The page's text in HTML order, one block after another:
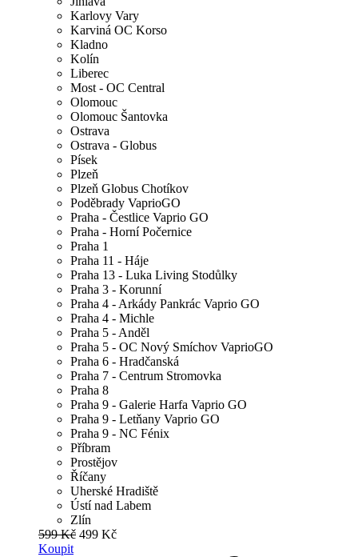
Karlovy Vary
Karviná OC Korso
Kladno
Kolín
Liberec
Most - OC Central
Olomouc
Olomouc Šantovka
Ostrava
Ostrava - Globus
Písek
Plzeň
Plzeň Globus Chotíkov
Poděbrady VaprioGO
Praha - Čestlice Vaprio GO
Praha - Horní Počernice
Praha 1
Praha 11 - Háje
Praha 13 - Luka Living Stodůlky
Praha 3 - Korunní
Praha 4 - Arkády Pankrác Vaprio GO
Praha 4 - Michle
Praha 5 - Anděl
Praha 5 - OC Nový Smíchov VaprioGO
Praha 6 - Hradčanská
Praha 7 - Centrum Stromovka
Praha 8
Praha 9 - Galerie Harfa Vaprio GO
Praha 9 - Letňany Vaprio GO
Praha 9 - NC Fénix
Příbram
Prostějov
Říčany
Uherské Hradiště
Ústí nad Labem
Zlín
599 Kč 499 Kč
Koupit